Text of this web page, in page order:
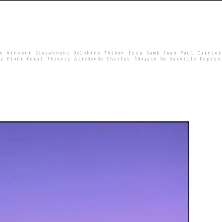
Vincent Giovannoni Delphine Thibon Issa Samb Jean Paul Curnier
Piotr Goral Thierry Arredondo Charles Édouard De Surville Papiss